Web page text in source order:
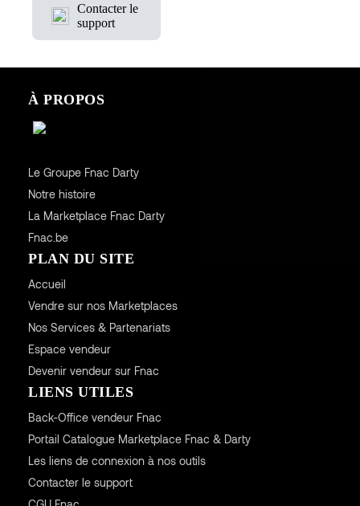
Contacter le
support
À PROPOS
Le Groupe Fnac Darty
Notre histoire
La Marketplace Fnac Darty
Fnac.be
PLAN DU SITE
Accueil
Vendre sur nos Marketplaces
Nos Services & Partenariats
Espace vendeur
Devenir vendeur sur Fnac
LIENS UTILES
Back-Office vendeur Fnac
Portail Catalogue Marketplace Fnac & Darty
Les liens de connexion à nos outils
Contacter le support